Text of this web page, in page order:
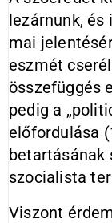
lezárnunk, és
mai
eszmét
összefüggés
pedig a
előfordulása
betartásának
szocialista
Viszont